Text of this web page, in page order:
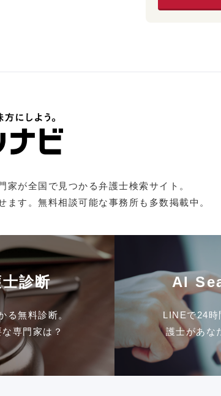
が全国で見つかる弁護士検索サイト。
す。無料相談可能な事務所も多数掲載中。
診断
る無料診断。
専門家は？
AI
LINEで24時
護士があな